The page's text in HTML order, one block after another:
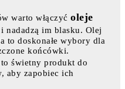
warto włączyć oleje
nadadzą im blasku. Olej
to doskonałe wybory dla
końcówki.
to świetny produkt do
aby zapobiec ich